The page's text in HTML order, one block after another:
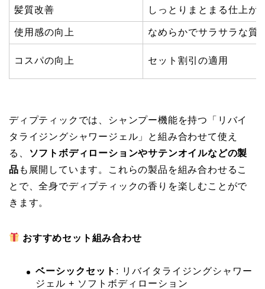
髪質改善 しっとりまとまる仕上が
使用感の向上 なめらかでサラサラな質
コスパの向上 セット割引の適用
ディプティックでは、シャンプー機能を持つ「リバイ
タライジングシャワージェル」と組み合わせて使え
る、
ソフトボディローションやサテンオイルなどの製
品 も展開しています。これらの製品を組み合わせるこ
とで、全身でディプティックの香りを楽しむことがで
きます。
おすすめセット組み合わせ
ベーシックセット : リバイタライジングシャワー
ジェル + ソフトボディローション